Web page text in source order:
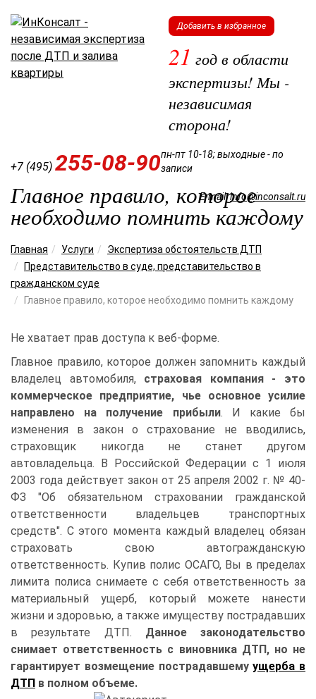
Добавить в избранное
21 год в области
экспертизы! Мы -
независимая
сторона!
+7 (495) 255-08-90пн-пт 10-18; выходные - по
записи
E-mail:info@inconsalt.ru
Главное правило, которое
необходимо помнить каждому
Главная Услуги
Экспертиза обстоятельств ДТП
Представительство в суде, представительство в
гражданском суде
Главное правило, которое необходимо помнить каждому
Не хватает прав доступа к веб-форме.
Главное правило, которое должен запомнить каждый
владелец автомобиля, страховая компания - это
коммерческое предприятие, чье основное усилие
направлено на получение прибыли. И какие бы
изменения в закон о страхование не вводились,
страховщик никогда не станет другом
автовладельца. В Российской Федерации с 1 июля
2003 года действует закон от 25 апреля 2002 г. № 40-
ФЗ "Об обязательном страховании гражданской
ответственности владельцев транспортных
средств". С этого момента каждый владелец обязан
страховать свою автогражданскую
ответственность. Купив полис ОСАГО, Вы в пределах
лимита полиса снимаете с себя ответственность за
материальный ущерб, который можете нанести
жизни и здоровью, а также имуществу пострадавших
в результате ДТП. Данное законодательство
снимает ответственность с виновника ДТП, но не
гарантирует возмещение пострадавшемуущерба в
ДТП в полном объеме.